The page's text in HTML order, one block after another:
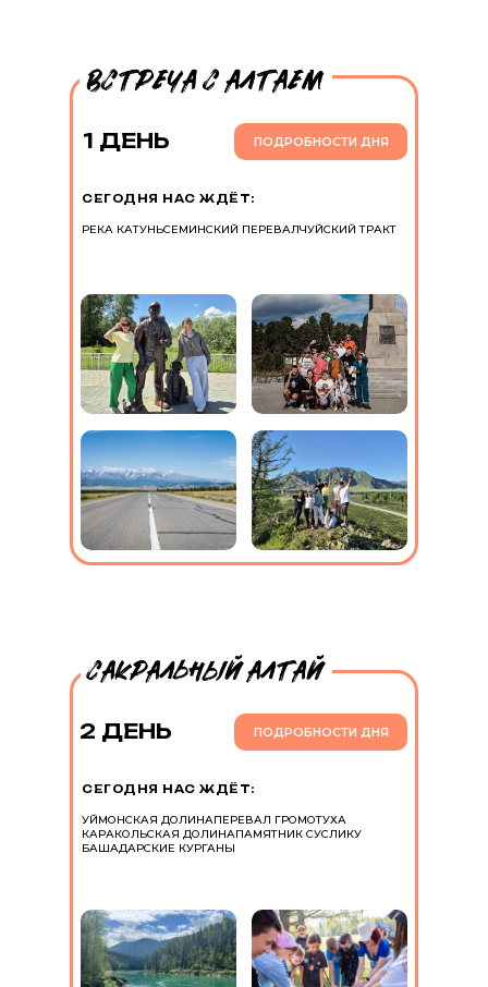
СЕГОДНЯ НАС ЖДЁТ:
РЕКА КАТУНЬСЕМИНСКИЙ ПЕРЕВАЛЧУЙСКИЙ ТРАКТ
1 ДЕНЬ ПОДРОБНОСТИ ДНЯ
СЕГОДНЯ НАС ЖДЁТ:
УЙМОНСКАЯ ДОЛИНАПЕРЕВАЛ ГРОМОТУХА
КАРАКОЛЬСКАЯ ДОЛИНАПАМЯТНИК СУСЛИКУ
БАШАДАРСКИЕ КУРГАНЫ
2 ДЕНЬ ПОДРОБНОСТИ ДНЯ